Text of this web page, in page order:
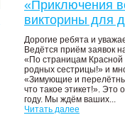
«Приключения
викторины для
Дорогие ребята и
Ведётся приём заявок
«По страницам Красной
родных сестрицы!» и
«Зимующие и
что такое этикет!». Это
году. Мы ждём ваших...
Читать далее